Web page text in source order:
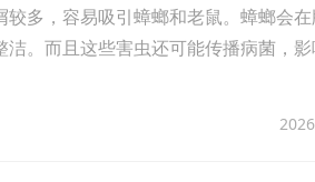
，容易吸引蟑螂和老鼠。蟑螂会在
。而且这些害虫还可能传播病菌，